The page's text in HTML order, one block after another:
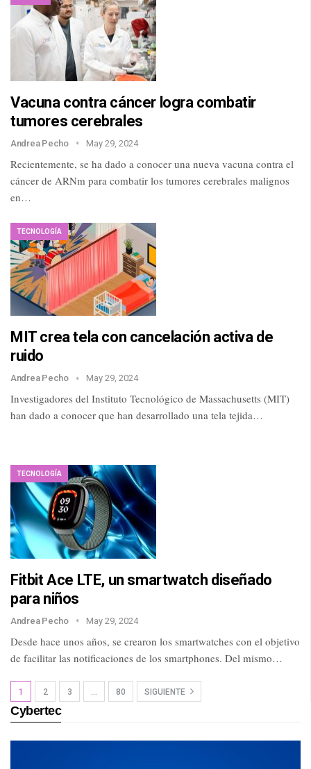
Vacuna contra cáncer logra combatir
tumores cerebrales
Andrea Pecho May 29, 2024
Recientemente, se ha dado a conocer una nueva vacuna contra el
cáncer de ARNm para combatir los tumores cerebrales malignos
en…
TECNOLOGÍA
MIT crea tela con cancelación activa de
ruido
Andrea Pecho May 29, 2024
Investigadores del Instituto Tecnológico de Massachusetts (MIT)
han dado a conocer que han desarrollado una tela tejida…
TECNOLOGÍA
Fitbit Ace LTE, un smartwatch diseñado
para niños
Andrea Pecho May 29, 2024
Desde hace unos años, se crearon los smartwatches con el objetivo
de facilitar las notificaciones de los smartphones. Del mismo…
1 2 3 80 SIGUIENTE
Cybertec